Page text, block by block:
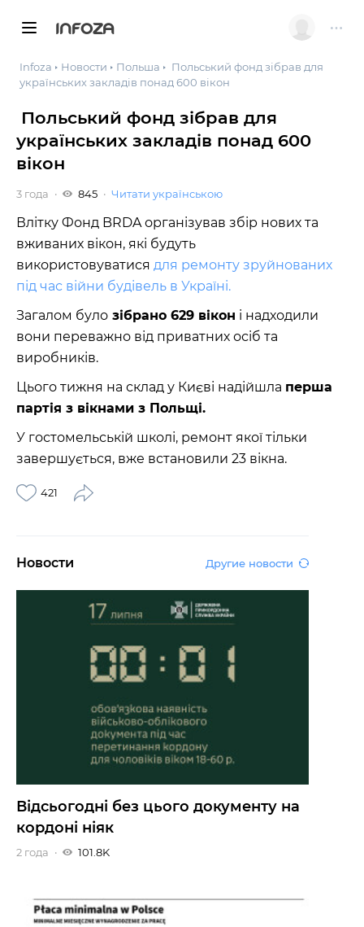
INFOZA
Infoza Новости Польша
Польський фонд зібрав для
українських закладів понад 600 вікон
Польський фонд зібрав для
українських закладів понад 600
вікон
3 года 845 Читати українською
Влітку Фонд BRDA організував збір нових та
вживаних вікон, які будуть
використовуватися для ремонту зруйнованих
під час війни будівель в Україні.
Загалом було зібрано 629 вікон і надходили
вони переважно від приватних осіб та
виробників.
Цього тижня на склад у Києві надійшла перша
партія з вікнами з Польщі.
У гостомельській школі, ремонт якої тільки
завершується, вже встановили 23 вікна.
421
Новости Другие новости
Відсьогодні без цього документу на
кордоні ніяк
2 года 101.8K